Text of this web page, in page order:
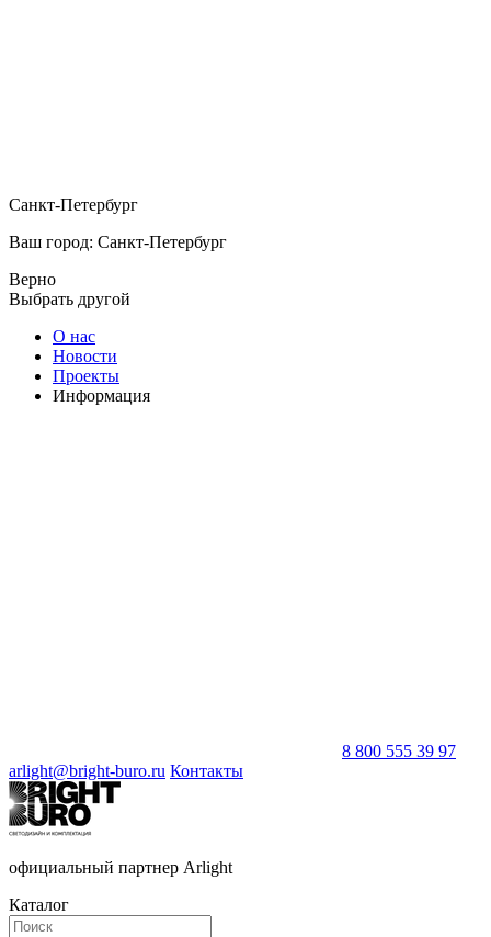
Санкт-Петербург
Ваш город: Санкт-Петербург
Верно
Выбрать другой
О нас
Новости
Проекты
Информация
8 800 555 39 97
arlight@bright-buro.ru Контакты
официальный партнер Arlight
Каталог